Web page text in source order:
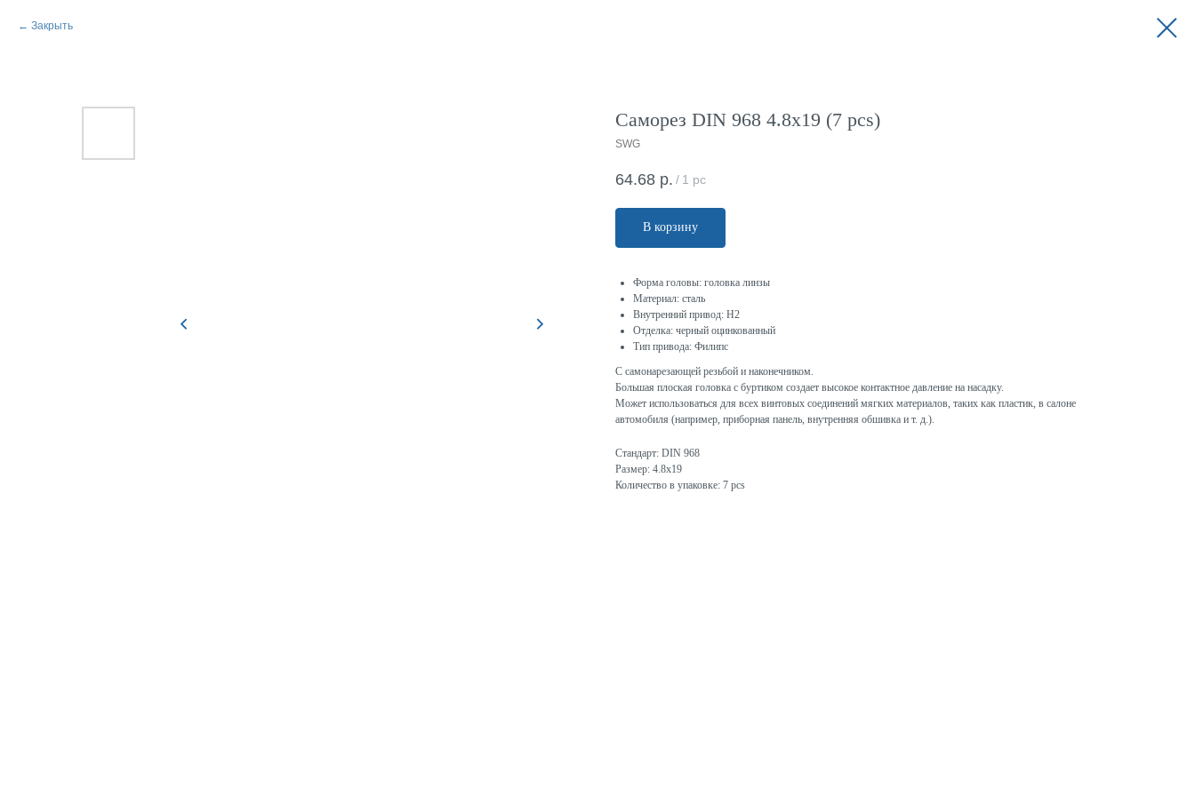
Закрыть
Саморез DIN 968 4.8x19 (7 pcs)
SWG
64.68 р. / 1 pc
В корзину
Форма головы: головка линзы
Материал: сталь
Внутренний привод: H2
Отделка: черный оцинкованный
Тип привода: Филипс
С самонарезающей резьбой и наконечником.
Большая плоская головка с буртиком создает высокое контактное давление на насадку.
Может использоваться для всех винтовых соединений мягких материалов, таких как пластик, в салоне
автомобиля (например, приборная панель, внутренняя обшивка и т. д.).
Стандарт: DIN 968
Размер: 4.8x19
Количество в упаковке: 7 pcs